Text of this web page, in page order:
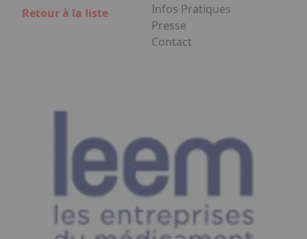
Le Salon
Show Industrie
Infos Pratiques
Presse
Contact
Retour à la liste